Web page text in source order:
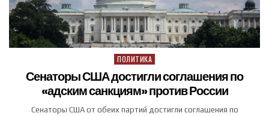
Posted in
ПОЛИТИКА
Сенаторы США достигли соглашения по
«адским санкциям» против России
Сенаторы США от обеих партий достигли соглашения по